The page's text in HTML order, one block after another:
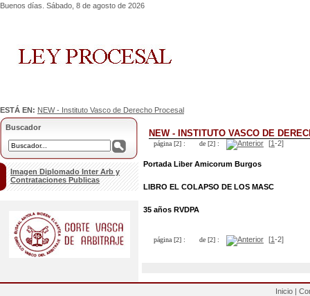
Buenos días. Sábado, 8 de agosto de 2026
ESTÁ EN: NEW - Instituto Vasco de Derecho Procesal
Buscador
Imagen Diplomado Inter Arb y
Contrataciones Publicas
NEW - INSTITUTO VASCO DE
página [2] : de [2] : [1-2]
Portada Liber Amicorum Burgos
LIBRO EL COLAPSO DE LOS MASC
35 años RVDPA
página [2] : de [2] : [1-2]
Inicio |